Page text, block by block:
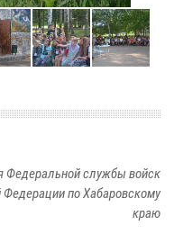
Федеральной службы войск
Федерации по Хабаровскому
краю